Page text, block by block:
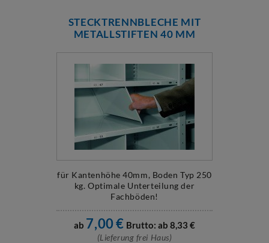
STECKTRENNBLECHE MIT
METALLSTIFTEN 40 MM
für Kantenhöhe 40mm, Boden Typ 250
kg. Optimale Unterteilung der
Fachböden!
ab 7,00€ Brutto: ab 8,33 €
(Lieferung frei Haus)